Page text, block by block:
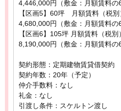
4,446,000円（敷金：月額賃料の6
【区画5】60坪 月額賃料（税
4,680,000円（敷金：月額賃料の6
【区画6】105坪 月額賃料（税
8,190,000円（敷金：月額賃料の6
契約形態：定期建物賃貸借契約
契約年数：20年（予定）
仲介手数料：なし
礼金：なし
引渡し条件：スケルトン渡し